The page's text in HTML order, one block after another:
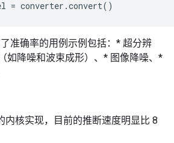
准确率的用例示例包括：* 超分辨
如降噪和波束成形）、* 图像降噪、*
内核实现，目前的推断速度明显比 8